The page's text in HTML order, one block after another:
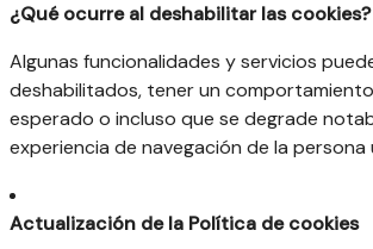
¿Qué ocurre al deshabilitar las cookies?
Algunas funcionalidades y servicios
deshabilitados, tener un
esperado o incluso que se degrade
experiencia de navegación de la persona
Actualización de la Política de cookies